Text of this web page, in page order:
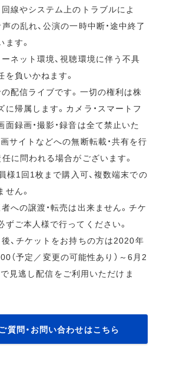
回線やシステム上のトラブルによ
の乱れ、公演の一時中断・途中終了
す。
ーネット環境、視聴環境に伴う不具
負いかねます。
の配信ライブです。一切の権利は株
帰属します。カメラ・スマートフ
録画・撮影・録音は全て禁止いた
画サイトなどへの無断転載・共有を行
に問われる場合がございます。
様1回1枚まで購入可、複数端末での
ん。
への譲渡・転売は出来ません。チケ
ずご本人様で行ってください。
後、チケットをお持ちの方は2020年
（予定／変更の可能性あり）～6月2
で見逃し配信をご利用いただけま
質問・お問い合わせはこちら